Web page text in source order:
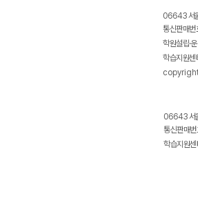
06643 서
통신판매
학원설립·
학습지원
06643 서
통신판매
학습지원